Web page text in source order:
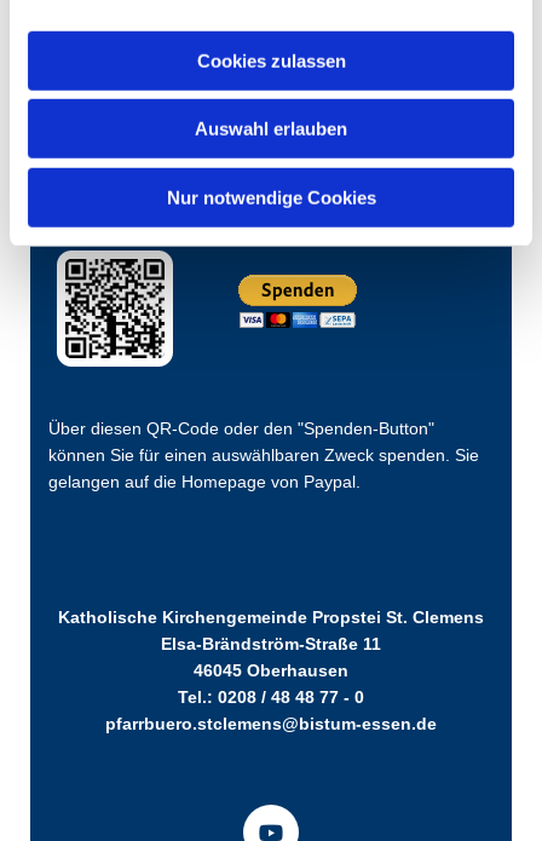
Cookies zulassen
Auswahl erlauben
Nur notwendige Cookies
Über diesen QR-Code oder den "Spenden-Button"
können Sie für einen auswählbaren Zweck spenden. Sie
gelangen auf die Homepage von Paypal.
Katholische Kirchengemeinde Propstei St. Clemens
Elsa-Brändström-Straße 11
46045 Oberhausen
Tel.: 0208 / 48 48 77 - 0
pfarrbuero.stclemens@bistum-essen.de